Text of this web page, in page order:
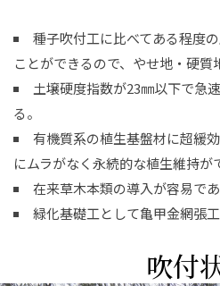
種子吹付工に比べてある程度
ことができるので、やせ地・硬質
土壌硬度指数が23㎜以下で急
る。
有機質系の植生基盤材に超緩
にムラがなく永続的な植生維持が
在来草木本類の導入が容易であ
緑化基礎工として亀甲金網張
吹付